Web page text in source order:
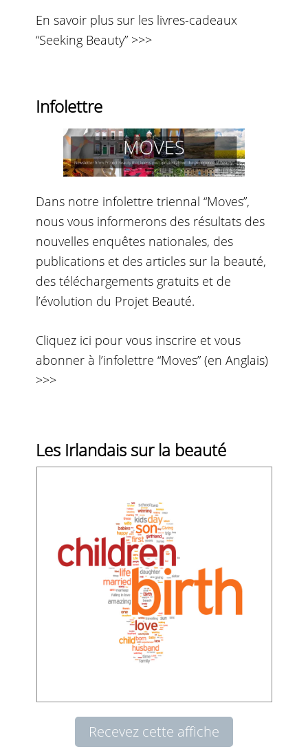
En savoir plus sur les livres-cadeaux
“Seeking Beauty” >>>
Infolettre
Dans notre infolettre triennal “Moves”,
nous vous informerons des résultats des
nouvelles enquêtes nationales, des
publications et des articles sur la beauté,
des téléchargements gratuits et de
l’évolution du Projet Beauté.
Cliquez ici pour vous inscrire et vous
abonner à l’infolettre “Moves” (en Anglais)
>>>
Les Irlandais sur la beauté
Recevez cette affiche